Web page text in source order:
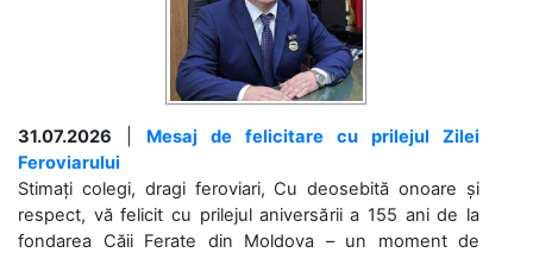
31.07.2026
Mesaj de felicitare cu prilejul Zilei
Feroviarului
Stimați colegi, dragi feroviari, Cu deosebită onoare și
respect, vă felicit cu prilejul aniversării a 155 ani de la
fondarea Căii Ferate din Moldova – un moment de